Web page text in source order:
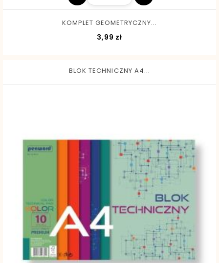
KOMPLET GEOMETRYCZNY...
3,99 zł
BLOK TECHNICZNY A4...